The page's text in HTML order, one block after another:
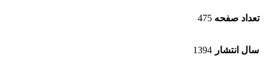
تعداد صفحه 475
سال انتشار 1394